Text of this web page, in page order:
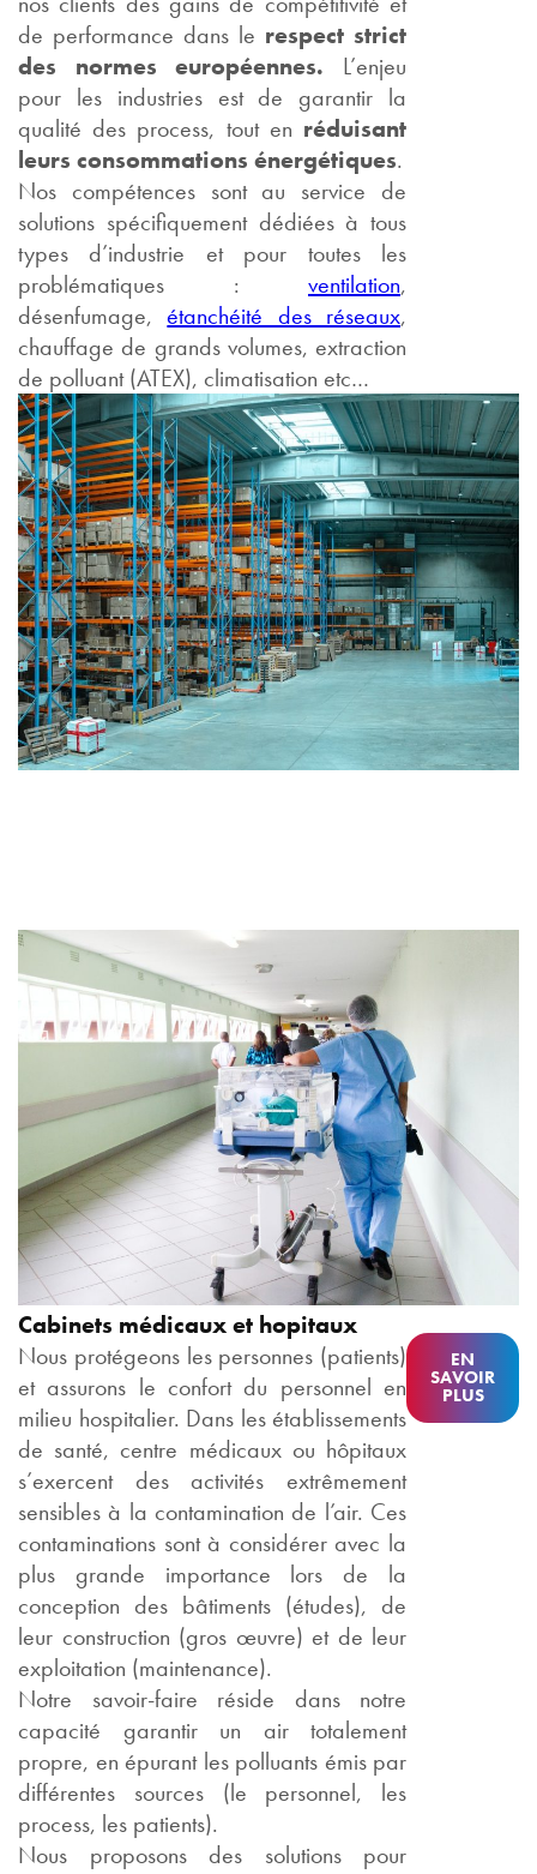
de performance dans le respect strict
des normes européennes. L’enjeu
pour les industries est de garantir la
qualité des process, tout en réduisant
leurs consommations énergétiques.
Nos compétences sont au service de
solutions spécifiquement dédiées à tous
types d’industrie et pour toutes les
problématiques : ventilation,
désenfumage,étanchéité des réseaux,
chauffage de grands volumes, extraction
de polluant (ATEX), climatisation etc…
Cabinets médicaux et hopitaux
Nous protégeons les personnes (patients)
et assurons le confort du personnel en
milieu hospitalier. Dans les établissements
de santé, centre médicaux ou hôpitaux
s’exercent des activités extrêmement
sensibles à la contamination de l’air. Ces
contaminations sont à considérer avec la
plus grande importance lors de la
conception des bâtiments (études), de
leur construction (gros œuvre) et de leur
exploitation (maintenance).
Notre savoir-faire réside dans notre
capacité garantir un air totalement
propre, en épurant les polluants émis par
différentes sources (le personnel, les
process, les patients).
Nous proposons des solutions pour
EN
SAVOIR
PLUS